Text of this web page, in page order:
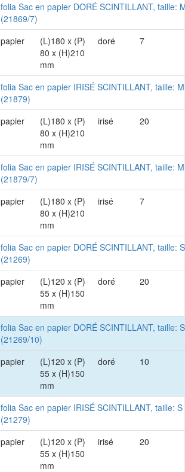
folia Sac en papier DORÉ SCINTILLANT, taille:
(21869/7)
papier
(L)180 x (P)
80 x (H)210
mm
doré 7
folia Sac en papier IRISÉ SCINTILLANT, taille: M
(21879)
papier
(L)180 x (P)
80 x (H)210
mm
irisé 20
folia Sac en papier IRISÉ SCINTILLANT, taille: M
(21879/7)
papier
(L)180 x (P)
80 x (H)210
mm
irisé 7
folia Sac en papier DORÉ SCINTILLANT, taille: S
(21269)
papier
(L)120 x (P)
55 x (H)150
mm
doré 20
folia Sac en papier DORÉ SCINTILLANT, taille: S
(21269/10)
papier
(L)120 x (P)
55 x (H)150
mm
doré 10
folia Sac en papier IRISÉ SCINTILLANT, taille: S
(21279)
papier
(L)120 x (P)
55 x (H)150
mm
irisé 20